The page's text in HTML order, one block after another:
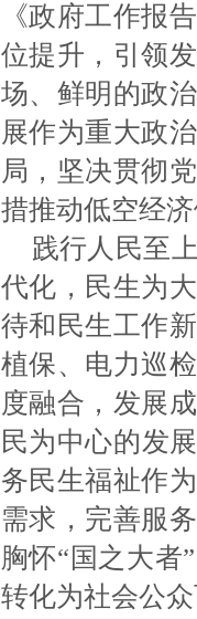
《政府工作报
位提升，引领
场、鲜明的政
展作为重大政
局，坚决贯彻
措推动低空经
践行人民至
代化，民生为
待和民生工作
植保、电力巡
度融合，发展
民为中心的发
务民生福祉作
需求，完善服
胸怀“国之大者
转化为社会公